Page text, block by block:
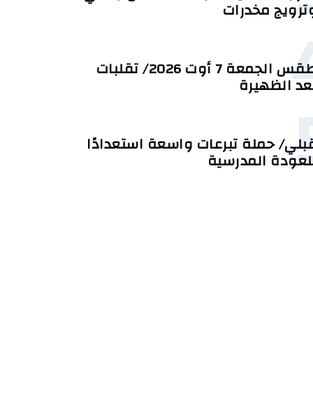
مخدرات
طقس الجمعة 7 أوت 2026/ تقلبات
الظهيرة
حملة تبرعات واسعة استعدادًا
المدرسية